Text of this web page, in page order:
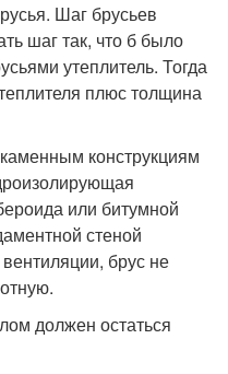
Шаг брусьев
шаг так, что б было
утеплитель. Тогда
плюс толщина
конструкциям
или битумной
стеной
брус не
должен остаться